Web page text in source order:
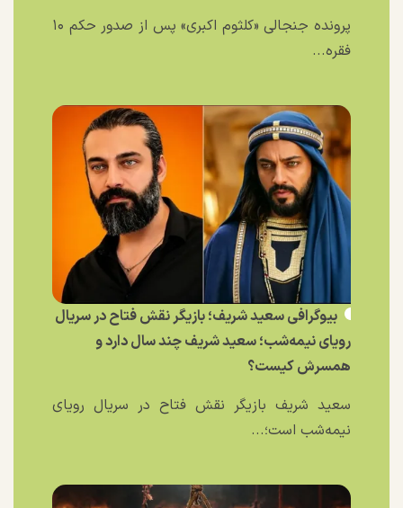
پرونده جنجالی «کلثوم اکبری» پس از صدور حکم ۱۰
فقره...
بیوگرافی سعید شریف؛ بازیگر نقش فتاح در سریال
رویای نیمه‌شب؛ سعید شریف چند سال دارد و
همسرش کیست؟
سعید شریف بازیگر نقش فتاح در سریال رویای
نیمه‌شب است؛...